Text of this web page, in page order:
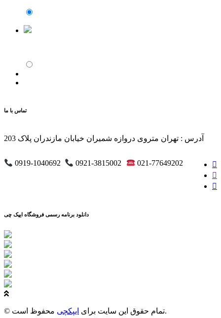
تماس با ما
آدرس : تهران متروی دروازه شمیران خیابان مازندران پلاک 203
0919-1040692 0921-3815002 021-77649202
دانلود برنامه رسمی فروشگاه ایپک چی
© تمام حقوق این سایت برای ایپکچی محفوظ است.